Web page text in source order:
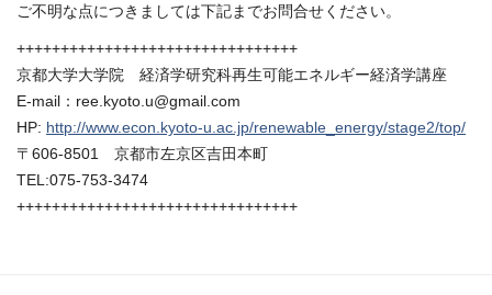
ご不明な点につきましては下記までお問合せください。
++++++++++++++++++++++++++++++++
京都大学大学院 経済学研究科再生可能エネルギー経済学講座
E-mail：ree.kyoto.u@gmail.com
HP: http://www.econ.kyoto-u.ac.jp/renewable_energy/stage2/top/
〒606-8501 京都市左京区吉田本町
TEL:075-753-3474
++++++++++++++++++++++++++++++++